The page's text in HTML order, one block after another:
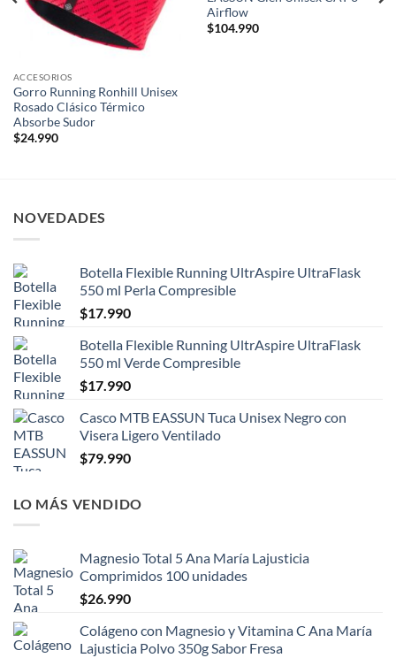
ACCESORIOS
Gorro Running Ronhill Unisex
Rosado Clásico Térmico
Absorbe Sudor
$24.990
Airflow
$104.990
NOVEDADES
Botella Flexible Running UltrAspire UltraFlask
550 ml Perla Compresible
$17.990
Botella Flexible Running UltrAspire UltraFlask
550 ml Verde Compresible
$17.990
Casco MTB EASSUN Tuca Unisex Negro con
Visera Ligero Ventilado
$79.990
LO MÁS VENDIDO
Magnesio Total 5 Ana María Lajusticia
Comprimidos 100 unidades
$26.990
Colágeno con Magnesio y Vitamina C Ana María
Lajusticia Polvo 350g Sabor Fresa